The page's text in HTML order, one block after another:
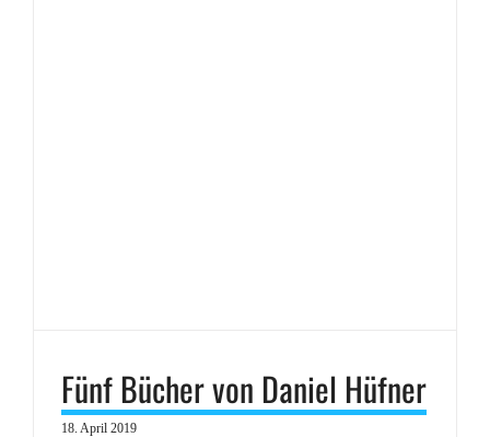
Fünf Bücher von Daniel Hüfner
18. April 2019